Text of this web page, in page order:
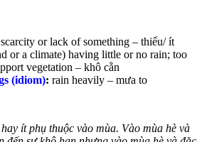
or lack of something – thiếu/ ít
or a climate) having little or no rain; too
vegetation – khô cằn
(idiom): rain heavily – mưa to
ít phụ thuộc vào mùa. Vào mùa hè và